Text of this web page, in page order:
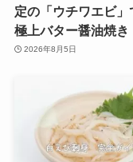
定の「ウチワエビ」
極上バター醤油焼き
2026年8月5日